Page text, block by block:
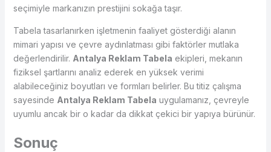
seçimiyle markanızın prestijini sokağa taşır.
Tabela tasarlanırken işletmenin faaliyet gösterdiği alanın
mimari yapısı ve çevre aydınlatması gibi faktörler mutlaka
değerlendirilir. Antalya Reklam Tabela ekipleri, mekanın
fiziksel şartlarını analiz ederek en yüksek verimi
alabileceğiniz boyutları ve formları belirler. Bu titiz çalışma
sayesinde Antalya Reklam Tabela uygulamanız, çevreyle
uyumlu ancak bir o kadar da dikkat çekici bir yapıya bürünür.
Sonuç